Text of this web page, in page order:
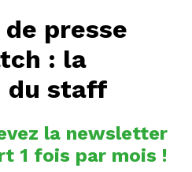
presse
: la
du staff
la newsletter
1 fois par mois !